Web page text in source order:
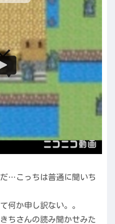
…こっちは普通に聞いち
何か申し訳ない。。
ちさんの読み聞かせみた